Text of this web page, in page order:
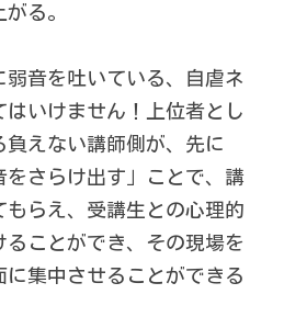
がる。
弱音を吐いている、自虐ネ
はいけません！上位者とし
負えない講師側が、先に
をさらけ出す」ことで、講
もらえ、受講生との心理的
ることができ、その現場を
に集中させることができる